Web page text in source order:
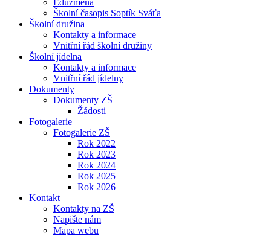
Eduzměna
Školní časopis Soptík Sváťa
Školní družina
Kontakty a informace
Vnitřní řád školní družiny
Školní jídelna
Kontakty a informace
Vnitřní řád jídelny
Dokumenty
Dokumenty ZŠ
Žádosti
Fotogalerie
Fotogalerie ZŠ
Rok 2022
Rok 2023
Rok 2024
Rok 2025
Rok 2026
Kontakt
Kontakty na ZŠ
Napište nám
Mapa webu